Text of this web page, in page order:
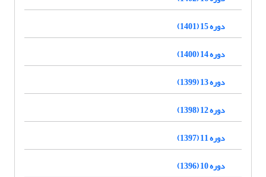
دوره 15 (1401)
دوره 14 (1400)
دوره 13 (1399)
دوره 12 (1398)
دوره 11 (1397)
دوره 10 (1396)